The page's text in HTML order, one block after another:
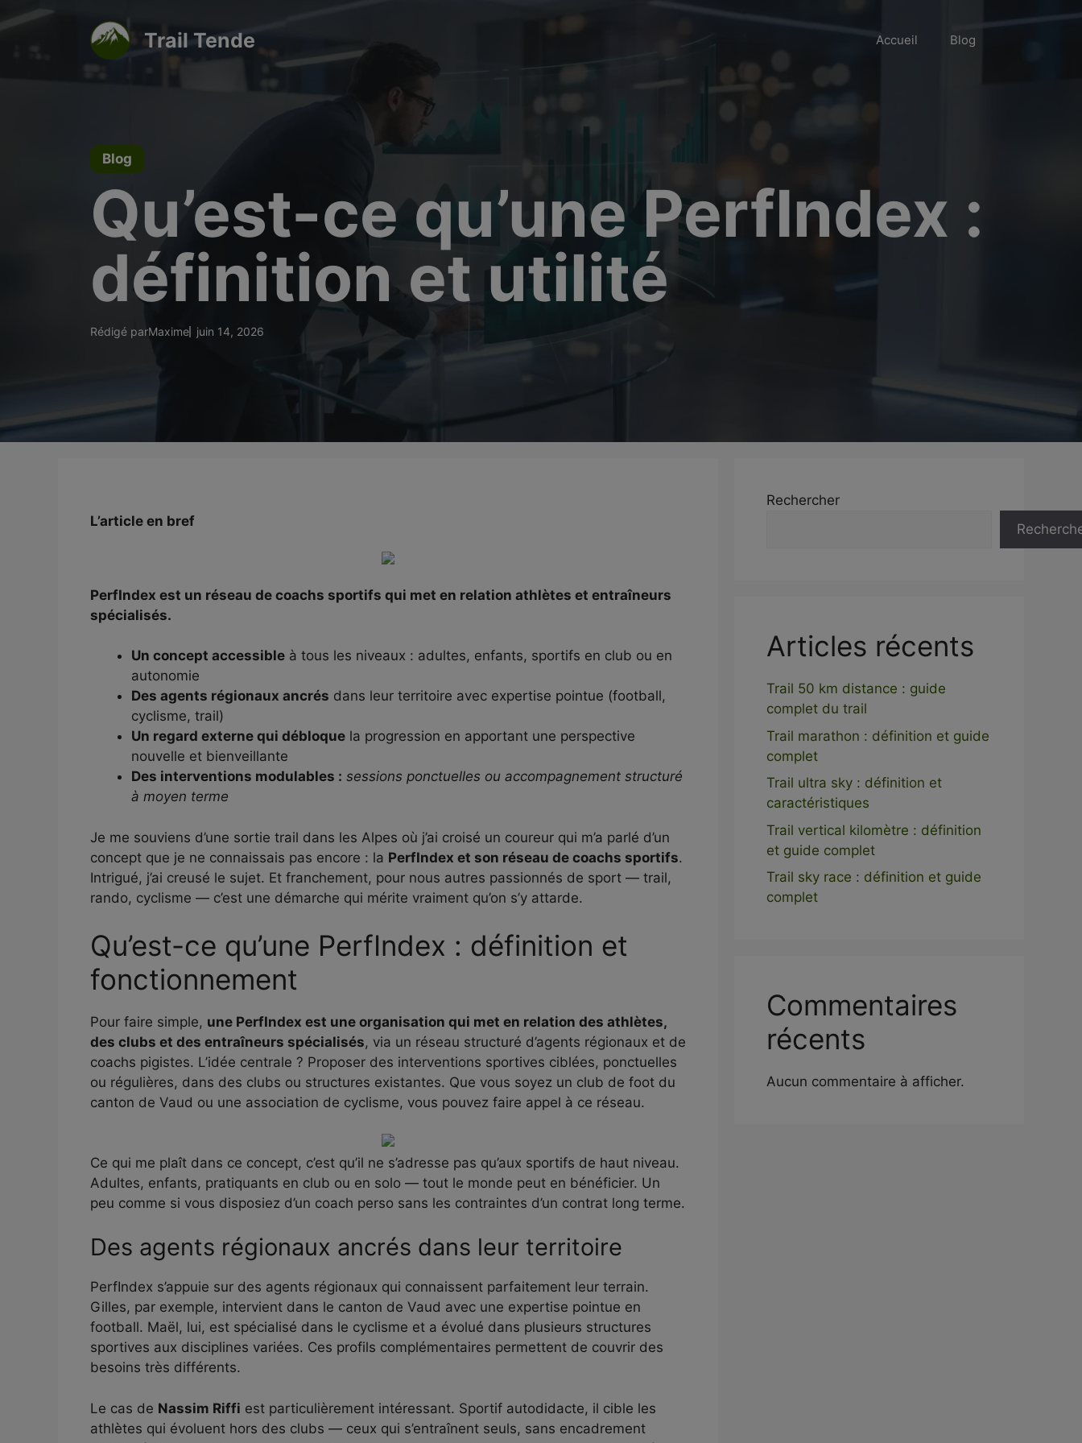
au
Trail Tende Accueil Blog
Blog
Qu’est-ce qu’une PerfIndex :
définition et utilité
Rédigé parMaxime juin 14, 2026
L’article en bref
PerfIndex est un réseau de coachs sportifs qui met en relation athlètes et entraîneurs
spécialisés.
Un concept accessible à tous les niveaux : adultes, enfants, sportifs en club ou en
autonomie
Des agents régionaux ancrés dans leur territoire avec expertise pointue (football,
cyclisme, trail)
Un regard externe qui débloque la progression en apportant une perspective
nouvelle et bienveillante
Des interventions modulables : sessions ponctuelles ou accompagnement structuré
à moyen terme
Je me souviens d’une sortie trail dans les Alpes où j’ai croisé un coureur qui m’a parlé d’un
concept que je ne connaissais pas encore : la PerfIndex et son réseau de coachs sportifs.
Intrigué, j’ai creusé le sujet. Et franchement, pour nous autres passionnés de sport — trail,
rando, cyclisme — c’est une démarche qui mérite vraiment qu’on s’y attarde.
Qu’est-ce qu’une PerfIndex : définition et
fonctionnement
Pour faire simple, une PerfIndex est une organisation qui met en relation des athlètes,
des clubs et des entraîneurs spécialisés, via un réseau structuré d’agents régionaux et de
coachs pigistes. L’idée centrale ? Proposer des interventions sportives ciblées, ponctuelles
ou régulières, dans des clubs ou structures existantes. Que vous soyez un club de foot du
canton de Vaud ou une association de cyclisme, vous pouvez faire appel à ce réseau.
Ce qui me plaît dans ce concept, c’est qu’il ne s’adresse pas qu’aux sportifs de haut niveau.
Adultes, enfants, pratiquants en club ou en solo — tout le monde peut en bénéficier. Un
peu comme si vous disposiez d’un coach perso sans les contraintes d’un contrat long terme.
Des agents régionaux ancrés dans leur territoire
PerfIndex s’appuie sur des agents régionaux qui connaissent parfaitement leur terrain.
Gilles, par exemple, intervient dans le canton de Vaud avec une expertise pointue en
football. Maël, lui, est spécialisé dans le cyclisme et a évolué dans plusieurs structures
sportives aux disciplines variées. Ces profils complémentaires permettent de couvrir des
besoins très différents.
Le cas de Nassim Riffi est particulièrement intéressant. Sportif autodidacte, il cible les
athlètes qui évoluent hors des clubs — ceux qui s’entraînent seuls, sans encadrement
Rechercher
Articles récents
Trail 50 km distance : guide
complet du trail
Trail marathon : définition et guide
complet
Trail ultra sky : définition et
caractéristiques
Trail vertical kilomètre : définition
et guide complet
Trail sky race : définition et guide
complet
Commentaires
récents
Aucun commentaire à afficher.